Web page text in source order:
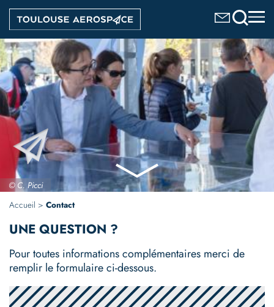
Aller
au
contenu
principal
Image
© C. Picci
Accueil
Contact
UNE QUESTION ?
Pour toutes informations complémentaires merci de
remplir le formulaire ci-dessous.